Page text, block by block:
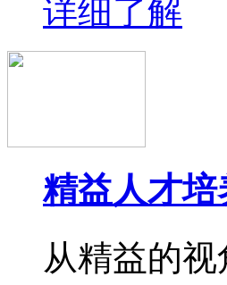
详细了解
精益人才
从精益的